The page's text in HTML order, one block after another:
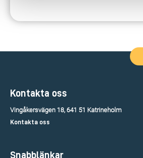
Kontakta oss
Vingåkersvägen 18, 641 51 Katrineholm
Kontakta oss
Snabblänkar